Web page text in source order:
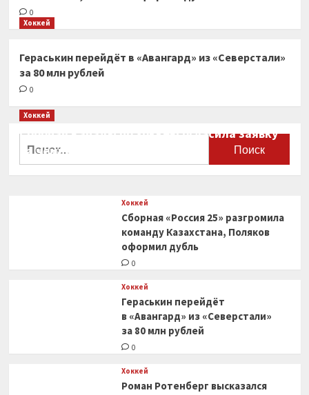
0
Хоккей
Гераськин перейдёт в «Авангард» из «Северстали»
за 80 млн рублей
0
Хоккей
Сборная Канады по хоккею огласила заявку
на чемпионат мира
Хоккей
Сборная «Россия 25» разгромила
команду Казахстана, Поляков
оформил дубль
0
Хоккей
Гераськин перейдёт
в «Авангард» из «Северстали»
за 80 млн рублей
0
Хоккей
Роман Ротенберг высказался